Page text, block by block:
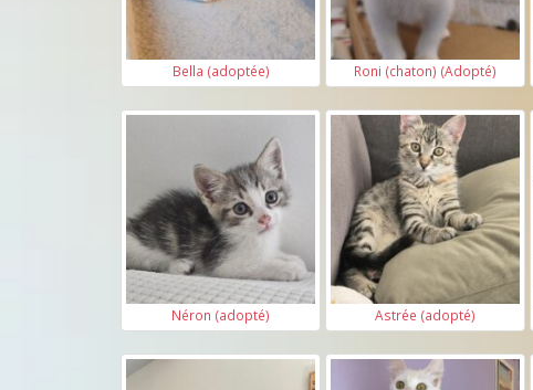
Bella (adoptée) Roni (chaton) (Adopté)
Néron (adopté) Astrée (adopté)